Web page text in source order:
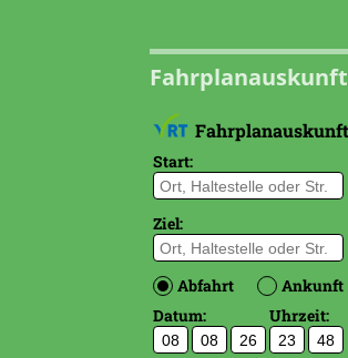
Fahrplanauskunft